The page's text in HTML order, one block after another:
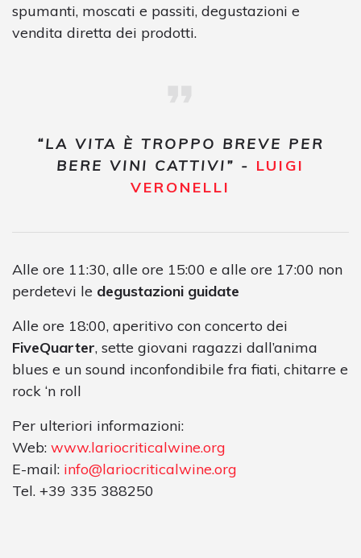
spumanti, moscati e passiti, degustazioni e
vendita diretta dei prodotti.
“LA VITA È TROPPO BREVE PER
BERE VINI CATTIVI” - LUIGI
VERONELLI
Alle ore 11:30, alle ore 15:00 e alle ore 17:00 non
perdetevi le degustazioni guidate
Alle ore 18:00, aperitivo con concerto dei
FiveQuarter, sette giovani ragazzi dall’anima
blues e un sound inconfondibile fra fiati, chitarre e
rock ‘n roll
Per ulteriori informazioni:
Web: www.lariocriticalwine.org
E-mail: info@lariocriticalwine.org
Tel. +39 335 388250